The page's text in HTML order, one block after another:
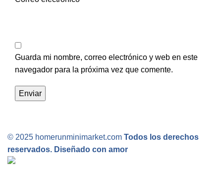
Guarda mi nombre, correo electrónico y web en este
navegador para la próxima vez que comente.
© 2025 homerunminimarket.com Todos los derechos
reservados. Diseñado con amor